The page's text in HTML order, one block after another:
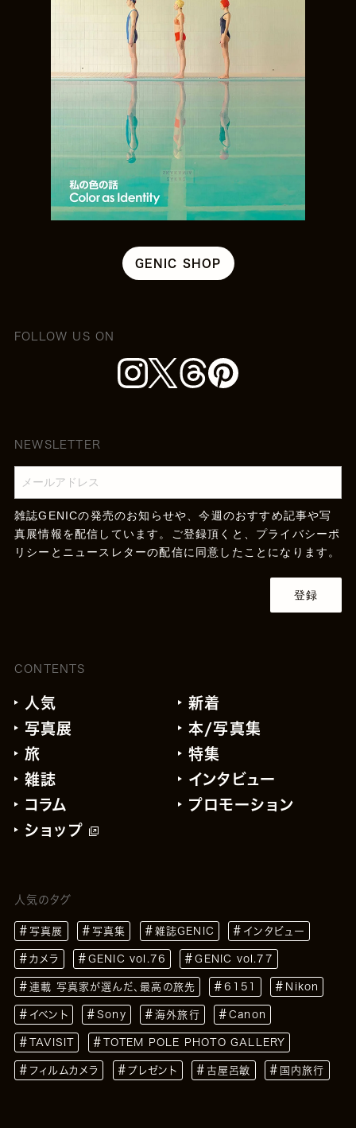
GENIC SHOP
FOLLOW US ON
NEWSLETTER
雑誌GENICの発売のお知らせや、今週のおすすめ記事や写
真展情報を配信しています。ご登録頂くと、 プライバシーポ
リシー とニュースレターの配信に同意したことになります。
登録
CONTENTS
人気
新着
写真展
本/写真集
旅
特集
雑誌
インタビュー
コラム
プロモーション
ショップ
人気のタグ
写真展 写真集 雑誌GENIC インタビュー
カメラ GENIC vol.76 GENIC vol.77
連載 写真家が選んだ、最高の旅先 6151 Nikon
イベント Sony 海外旅行 Canon
TAVISIT TOTEM POLE PHOTO GALLERY
フィルムカメラ プレゼント 古屋呂敏 国内旅行